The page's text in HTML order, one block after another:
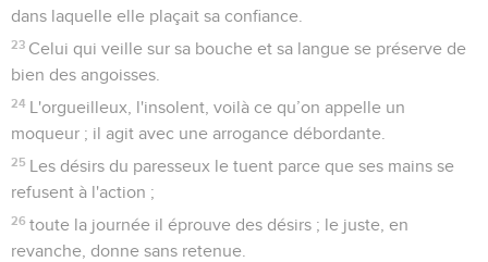
dans laquelle elle plaçait sa confiance.
23 Celui qui veille sur sa bouche et sa langue se préserve de
bien des angoisses.
24 L'orgueilleux, l'insolent, voilà ce qu’on appelle un
moqueur ; il agit avec une arrogance débordante.
25 Les désirs du paresseux le tuent parce que ses mains se
refusent à l'action ;
26 toute la journée il éprouve des désirs ; le juste, en
revanche, donne sans retenue.